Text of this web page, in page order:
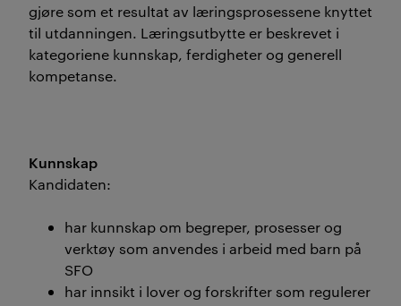
gjøre som et resultat av læringsprosessene knyttet
til utdanningen. Læringsutbytte er beskrevet i
kategoriene kunnskap, ferdigheter og generell
kompetanse.
Kunnskap
Kandidaten:
har kunnskap om begreper, prosesser og
verktøy som anvendes i arbeid med barn på
SFO
har innsikt i lover og forskrifter som regulerer